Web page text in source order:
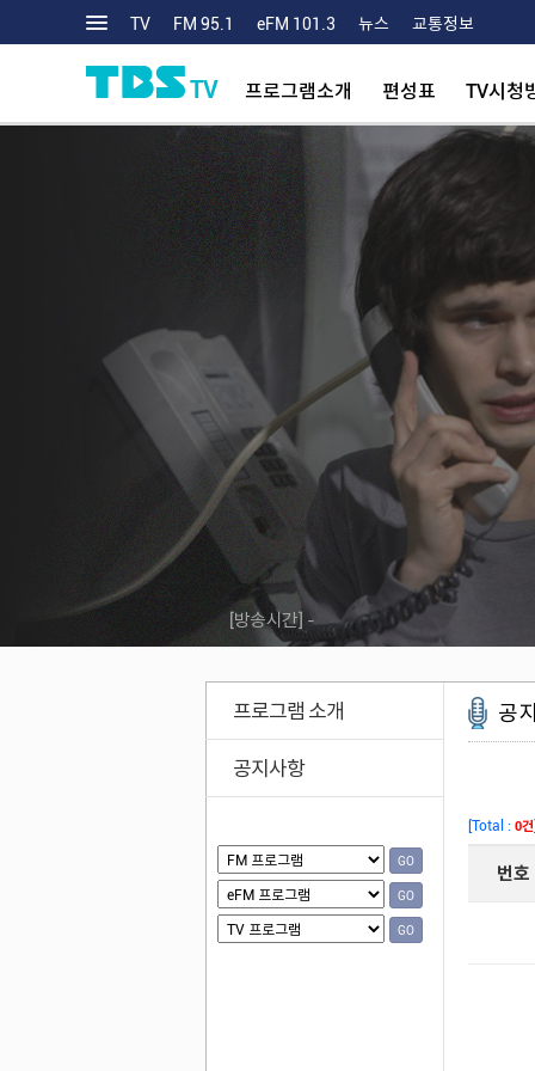
TV FM 95.1 eFM 101.3 뉴스 교통정보
TV 프로그램소개 편성표 TV시청
[방송시간] -
프로그램 소개
공지사항
GO
GO
GO
공